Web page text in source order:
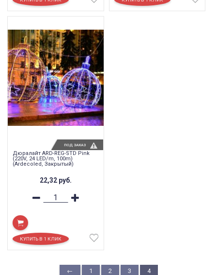
Дюралайт ARD-REG-STD Pink
(220V, 24 LED/m, 100m)
(Ardecoled, Закрытый)
22,32 руб.
ПОД ЗАКАЗ
← 1 2 3 4